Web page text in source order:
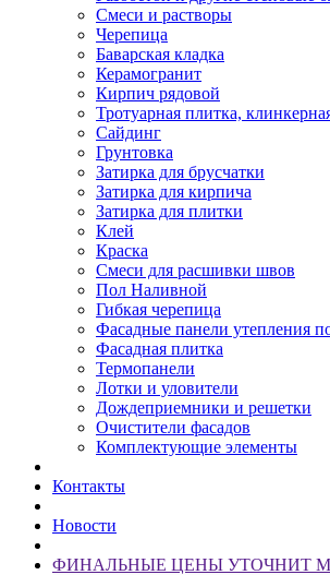
Смеси и растворы
Черепица
Баварская кладка
Керамогранит
Кирпич рядовой
Тротуарная плитка,
Сайдинг
Грунтовка
Затирка для брусчатки
Затирка для кирпича
Затирка для плитки
Клей
Краска
Смеси для расшивки швов
Пол Наливной
Гибкая черепица
Фасадные панели утепления
Фасадная плитка
Термопанели
Лотки и уловители
Дождеприемники и решетки
Очистители фасадов
Комплектующие элементы
Контакты
Новости
ФИНАЛЬНЫЕ ЦЕНЫ УТОЧНИТ